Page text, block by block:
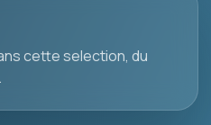
cette selection, du